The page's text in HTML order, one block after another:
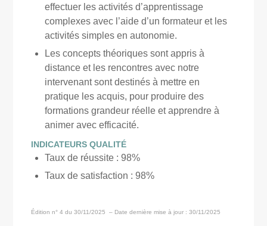
effectuer les activités d’apprentissage
complexes avec l’aide d’un formateur et les
activités simples en autonomie.
Les concepts théoriques sont appris à
distance et les rencontres avec notre
intervenant sont destinés à mettre en
pratique les acquis, pour produire des
formations grandeur réelle et apprendre à
animer avec efficacité.
INDICATEURS QUALITÉ
Taux de réussite : 98%
Taux de satisfaction : 98%
Édition n° 4 du 30/11/2025 – Date dernière mise à jour : 30/11/2025